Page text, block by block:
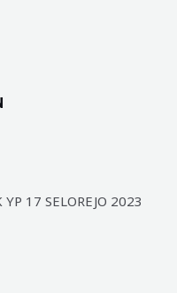
17 SELOREJO 2023